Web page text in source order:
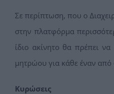
Σε περίπτωση, που ο
στην πλατφόρμα
ίδιο ακίνητο θα πρέπει
μητρώου για κάθε έναν από
Κυρώσεις